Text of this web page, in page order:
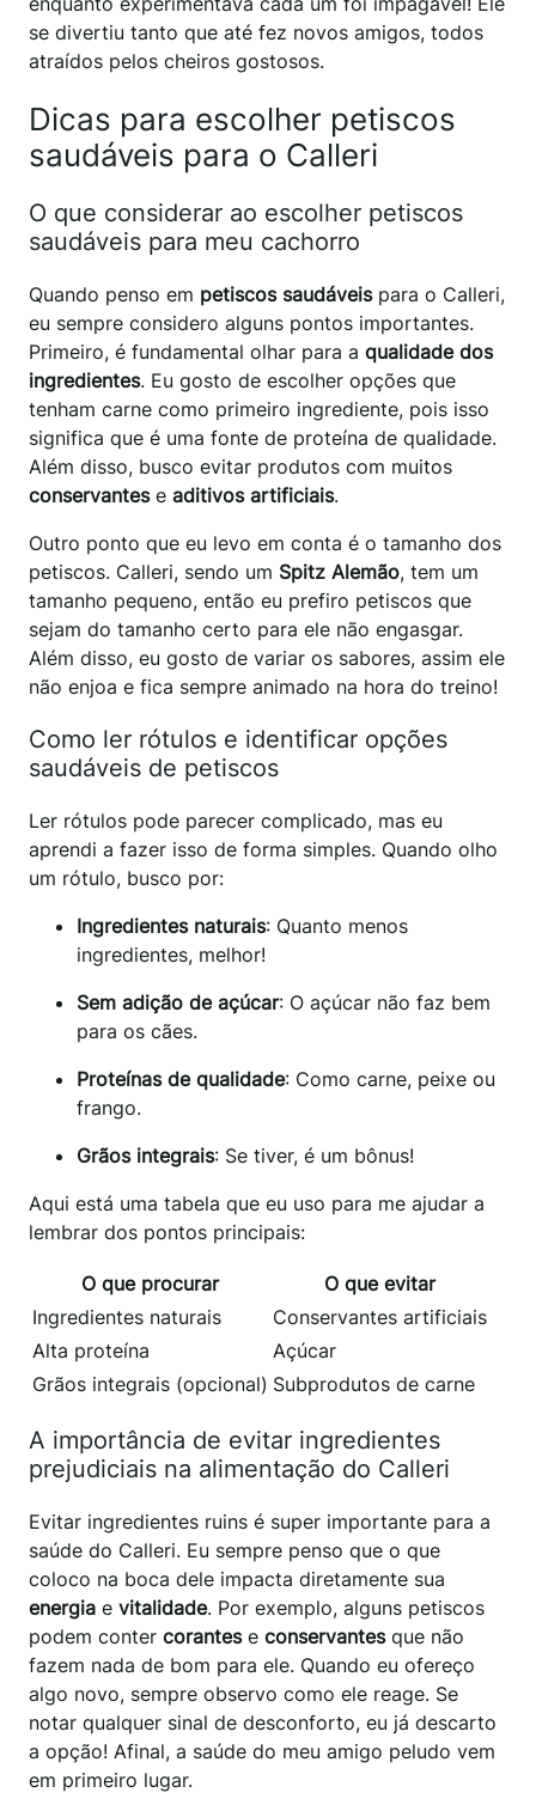
se divertiu tanto que até fez novos amigos, todos
atraídos pelos cheiros gostosos.
Dicas para escolher petiscos
saudáveis para o Calleri
O que considerar ao escolher petiscos
saudáveis para meu cachorro
Quando penso em petiscos saudáveispara o Calleri,
eu sempre considero alguns pontos importantes.
Primeiro, é fundamental olhar para a qualidade dos
ingredientes. Eu gosto de escolher opções que
tenham carne como primeiro ingrediente, pois isso
significa que é uma fonte de proteína de qualidade.
Além disso, busco evitar produtos com muitos
conservantese aditivos artificiais.
Outro ponto que eu levo em conta é o tamanho dos
petiscos. Calleri, sendo um Spitz Alemão, tem um
tamanho pequeno, então eu prefiro petiscos que
sejam do tamanho certo para ele não engasgar.
Além disso, eu gosto de variar os sabores, assim ele
não enjoa e fica sempre animado na hora do treino!
Como ler rótulos e identificar opções
saudáveis de petiscos
Ler rótulos pode parecer complicado, mas eu
aprendi a fazer isso de forma simples. Quando olho
um rótulo, busco por:
Ingredientes naturais: Quanto menos
ingredientes, melhor!
Sem adição de açúcar: O açúcar não faz bem
para os cães.
Proteínas de qualidade: Como carne, peixe ou
frango.
Grãos integrais: Se tiver, é um bônus!
Aqui está uma tabela que eu uso para me ajudar a
lembrar dos pontos principais:
O que procurar
O que evitar
Ingredientes naturais
Conservantes artificiais
Alta proteína
Açúcar
Grãos integrais (opcional) Subprodutos de carne
A importância de evitar ingredientes
prejudiciais na alimentação do Calleri
Evitar ingredientes ruins é super importante para a
saúde do Calleri. Eu sempre penso que o que
coloco na boca dele impacta diretamente sua
energia e vitalidade. Por exemplo, alguns petiscos
podem conter corantese conservantesque não
fazem nada de bom para ele. Quando eu ofereço
algo novo, sempre observo como ele reage. Se
notar qualquer sinal de desconforto, eu já descarto
a opção! Afinal, a saúde do meu amigo peludo vem
em primeiro lugar.